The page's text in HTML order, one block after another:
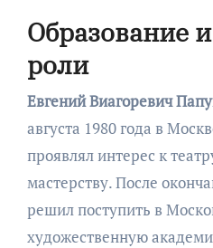
Образование
роли
Евгений Виагоревич
августа 1980 года в
проявлял интерес к
мастерству. После
решил поступить в
художественную